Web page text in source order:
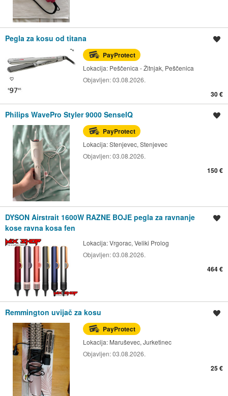
Pegla za kosu od titana
PayProtect
Lokacija: Peščenica - Žitnjak, Peščenica
Objavljen:03.08.2026.
30 €
Philips WavePro Styler 9000 SenseIQ
PayProtect
Lokacija:Stenjevec, Stenjevec
Objavljen:03.08.2026.
150 €
DYSON Airstrait 1600W RAZNE BOJE pegla za ravnanje
kose ravna kosa fen
Lokacija:Vrgorac, Veliki Prolog
Objavljen:03.08.2026.
464 €
Remmington uvijač za kosu
PayProtect
Lokacija: Maruševec, Jurketinec
Objavljen:03.08.2026.
25 €